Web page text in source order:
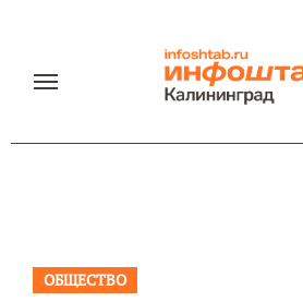
содержанию
ОБЩЕСТВО